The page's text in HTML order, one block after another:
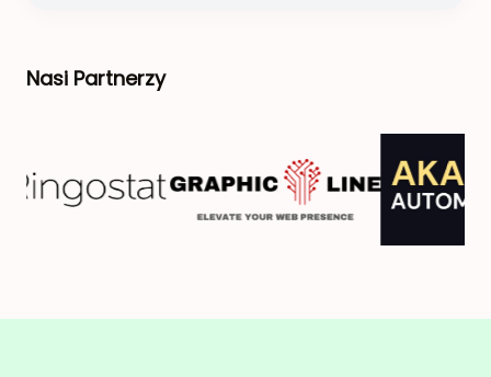
Nasi Partnerzy